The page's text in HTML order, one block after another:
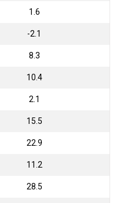
1.6
-2.1
8.3
10.4
2.1
15.5
22.9
11.2
28.5